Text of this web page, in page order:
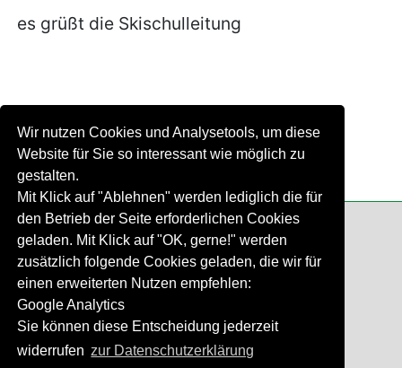
Wir nutzen Cookies und Analysetools, um diese
Website für Sie so interessant wie möglich zu
gestalten.
Mit Klick auf "Ablehnen" werden lediglich die für
den Betrieb der Seite erforderlichen Cookies
geladen. Mit Klick auf "OK, gerne!" werden
zusätzlich folgende Cookies geladen, die wir für
einen erweiterten Nutzen empfehlen:
Google Analytics
Sie können diese Entscheidung jederzeit
widerrufen zur Datenschutzerklärung
es grüßt die Skischulleitung
Impressum|Datenschutzerklärung